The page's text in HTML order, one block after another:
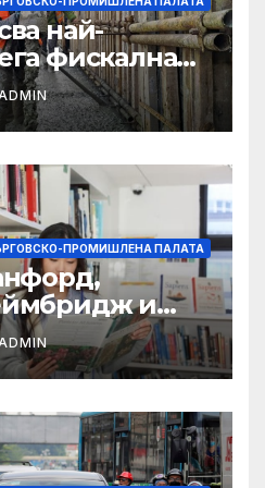
най-
фискална
ПРОМИШЛЕНА ПАЛАТА
и
врати към